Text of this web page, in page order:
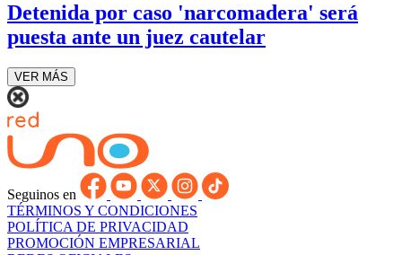
Detenida por caso 'narcomadera' será
puesta ante un juez cautelar
VER MÁS
Seguinos en
TÉRMINOS Y CONDICIONES
POLÍTICA DE PRIVACIDAD
PROMOCIÓN EMPRESARIAL